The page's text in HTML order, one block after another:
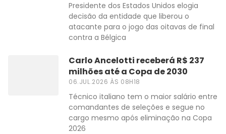
Presidente dos Estados Unidos elogia
decisão da entidade que liberou o
atacante para o jogo das oitavas de final
contra a Bélgica
Carlo Ancelotti receberá R$ 237
milhões até a Copa de 2030
06.JUL.2026 ÀS 08H18
Técnico italiano tem o maior salário entre
comandantes de seleções e segue no
cargo mesmo após eliminação na Copa
2026